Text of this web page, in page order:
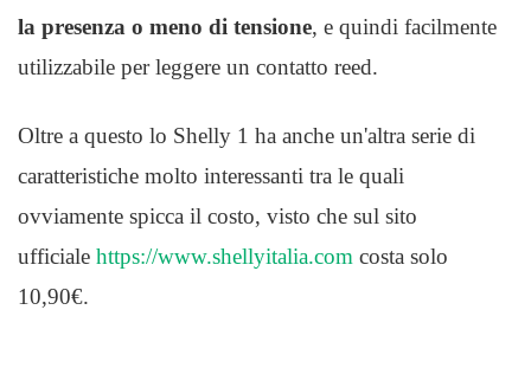
la presenza o meno di tensione, e quindi facilmente
utilizzabile per leggere un contatto reed.
Oltre a questo lo Shelly 1 ha anche un'altra serie di
caratteristiche molto interessanti tra le quali
ovviamente spicca il costo, visto che sul sito
ufficiale https://www.shellyitalia.com costa solo
10,90€.